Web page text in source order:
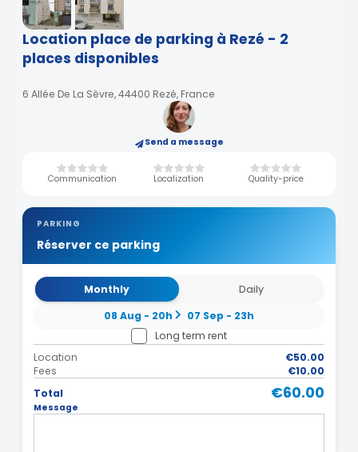
Location place de parking à Rezé - 2
places disponibles
6 Allée De La Sèvre, 44400 Rezé, France
Send a message
Communication Localization Quality-price
PARKING
Réserver ce parking
Monthly
Daily
08 Aug - 20h
07 Sep - 23h
Long term rent
Location
€50.00
Fees
€10.00
Total
€60.00
Message